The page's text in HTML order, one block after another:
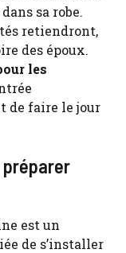
sa robe.
retiendront,
des époux.
les
de faire le jour
préparer
est un
de s’installer